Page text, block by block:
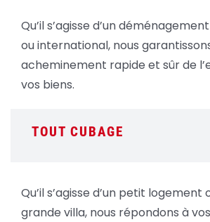
Qu’il s’agisse d’un
ou international, nous
acheminement rapide et sûr de
vos biens.
TOUT CUBAGE
Qu’il s’agisse d’un petit logement
grande villa, nous répondons à